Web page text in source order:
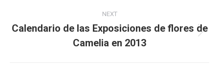
NEXT
post:
Calendario de las Exposiciones de flores de
Camelia en 2013